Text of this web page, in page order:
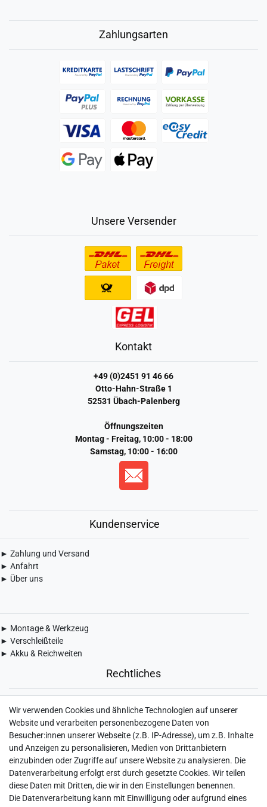
Zahlungsarten
Unsere Versender
Kontakt
+49 (0)2451 91 46 66
Otto-Hahn-Straße 1
52531 Übach-Palenberg
Öffnungszeiten
Montag - Freitag, 10:00 - 18:00
Samstag, 10:00 - 16:00
Kundenservice
► Zahlung und Versand
► Anfahrt
► Über uns
► Montage & Werkzeug
► Verschleißteile
► Akku & Reichweiten
Rechtliches
► Impressum
► Daten­schutz­erklärung
► AGB & Kundeninformation
► Barrierefreiheitserklärung
► Batterieentsorgung
► Kontakt
Mein Konto
Wir verwenden Cookies und ähnliche Technologien auf unserer
Website und verarbeiten personenbezogene Daten von
Besucher:innen unserer Webseite (z.B. IP-Adresse), um z.B. Inhalte
und Anzeigen zu personalisieren, Medien von Drittanbietern
einzubinden oder Zugriffe auf unsere Website zu analysieren. Die
Datenverarbeitung erfolgt erst durch gesetzte Cookies. Wir teilen
diese Daten mit Dritten, die wir in den Einstellungen benennen.
Die Datenverarbeitung kann mit Einwilligung oder aufgrund eines